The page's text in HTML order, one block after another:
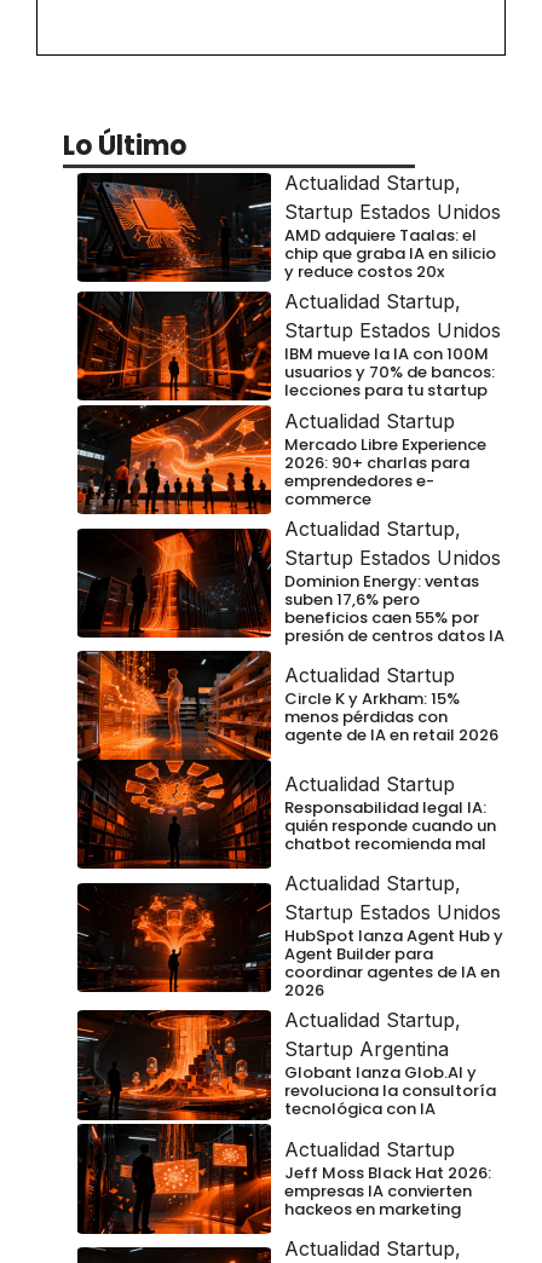
Lo Último
Actualidad Startup,
Startup Estados Unidos
AMD adquiere Taalas: el
chip que graba IA en silicio
y reduce costos 20x
Actualidad Startup,
Startup Estados Unidos
IBM mueve la IA con 100M
usuarios y 70% de bancos:
lecciones para tu startup
Actualidad Startup
Mercado Libre Experience
2026: 90+ charlas para
emprendedores e-
commerce
Actualidad Startup,
Startup Estados Unidos
Dominion Energy: ventas
suben 17,6% pero
beneficios caen 55% por
presión de centros datos IA
Actualidad Startup
Circle K y Arkham: 15%
menos pérdidas con
agente de IA en retail 2026
Actualidad Startup
Responsabilidad legal IA:
quién responde cuando un
chatbot recomienda mal
Actualidad Startup,
Startup Estados Unidos
HubSpot lanza Agent Hub y
Agent Builder para
coordinar agentes de IA en
2026
Actualidad Startup,
Startup Argentina
Globant lanza Glob.AI y
revoluciona la consultoría
tecnológica con IA
Actualidad Startup
Jeff Moss Black Hat 2026:
empresas IA convierten
hackeos en marketing
Actualidad Startup,